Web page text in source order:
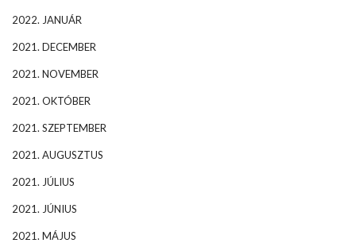
2022. JANUÁR
2021. DECEMBER
2021. NOVEMBER
2021. OKTÓBER
2021. SZEPTEMBER
2021. AUGUSZTUS
2021. JÚLIUS
2021. JÚNIUS
2021. MÁJUS